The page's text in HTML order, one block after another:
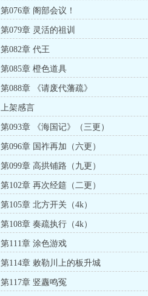
第076章 阁部会议！
第079章 灵活的祖训
第082章 代王
第085章 橙色道具
第088章 《请废代藩疏》
上架感言
第093章 《海国记》（三更）
第096章 国祚再加（六更）
第099章 高拱铺路（九更）
第102章 再次经筵（二更）
第105章 北方开关（4k）
第108章 奏疏执行（4k）
第111章 涂色游戏
第114章 敕勒川上的板升城
第117章 竖纛鸣冤